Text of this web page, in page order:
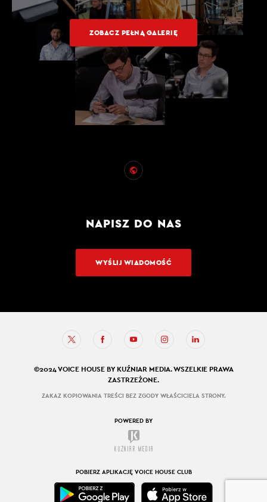
ZOBACZ PEŁNĄ GALERIĘ
NAPISZ DO NAS
WYŚLIJ WIADOMOŚĆ
©2024 VOICE HOUSE BY KUŹNIAR MEDIA. WSZELKIE PRAWA
ZASTRZEŻONE.
ZAKAZ KOPIOWANIA TREŚCI BEZ ZGODY WŁAŚCICIELA STRONY.
POWERED BY
POBIERZ APLIKACJĘ VOICE HOUSE CLUB